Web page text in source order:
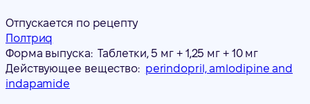
Отпускается по рецепту
Полтриq
Форма выпуска: Таблетки, 5 мг + 1,25 мг + 10 мг
Действующее вещество: perindopril, amlodipine and
indapamide